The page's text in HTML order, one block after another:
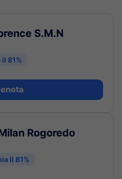
S.M.N
81%
Rogoredo
il 81%